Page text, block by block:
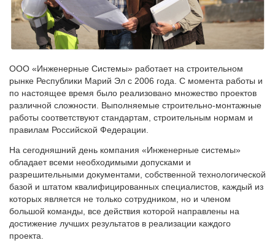
ООО «Инженерные Системы» работает на строительном
рынке Республики Марий Эл с 2006 года. С момента работы и
по настоящее время было реализовано множество проектов
различной сложности. Выполняемые строительно-монтажные
работы соответствуют стандартам, строительным нормам и
правилам Российской Федерации.
На сегодняшний день компания «Инженерные системы»
обладает всеми необходимыми допусками и
разрешительными документами, собственной технологической
базой и штатом квалифицированных специалистов, каждый из
которых является не только сотрудником, но и членом
большой команды, все действия которой направлены на
достижение лучших результатов в реализации каждого
проекта.